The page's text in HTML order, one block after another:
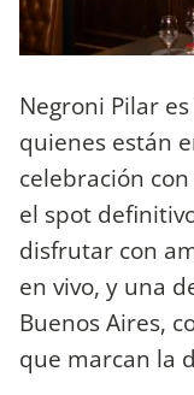
Negroni Pilar
quienes están
celebración
el spot
disfrutar con
en vivo, y una
Buenos Aires,
que marcan la